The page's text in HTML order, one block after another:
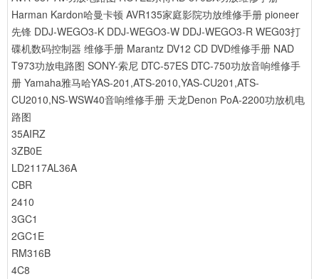
Harman Kardon哈曼卡顿 AVR135家庭影院功放维修手册 pioneer
先锋 DDJ-WEGO3-K DDJ-WEGO3-W DDJ-WEGO3-R WEG03打
碟机数码控制器 维修手册 Marantz DV12 CD DVD维修手册 NAD
T973功放电路图 SONY-索尼 DTC-57ES DTC-750功放音响维修手
册 Yamaha雅马哈YAS-201,ATS-2010,YAS-CU201,ATS-
CU2010,NS-WSW40音响维修手册 天龙Denon PoA-2200功放机电
路图
35AIRZ
3ZB0E
LD2117AL36A
CBR
2410
3GC1
2GC1E
RM316B
4C8